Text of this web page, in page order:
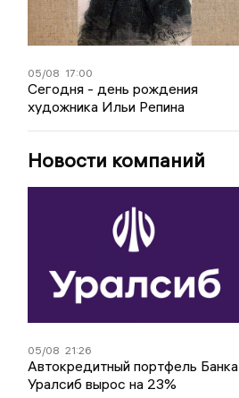
05/08 17:00
Сегодня - день рождения
художника Ильи Репина
Новости компаний
05/08 21:26
Автокредитный портфель Банка
Уралсиб вырос на 23%